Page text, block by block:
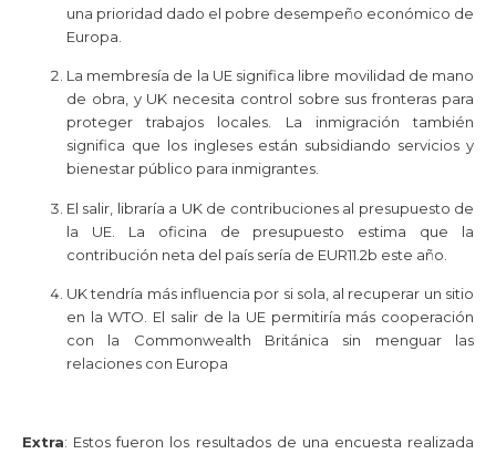
una prioridad dado el pobre desempeño económico de
Europa.
La membresía de la UE significa libre movilidad de mano
de obra, y UK necesita control sobre sus fronteras para
proteger trabajos locales. La inmigración también
significa que los ingleses están subsidiando servicios y
bienestar público para inmigrantes.
El salir, libraría a UK de contribuciones al presupuesto de
la UE. La oficina de presupuesto estima que la
contribución neta del país sería de EUR11.2b este año.
UK tendría más influencia por si sola, al recuperar un sitio
en la WTO. El salir de la UE permitiría más cooperación
con la Commonwealth Británica sin menguar las
relaciones con Europa
Extra: Estos fueron los resultados de una encuesta realizada